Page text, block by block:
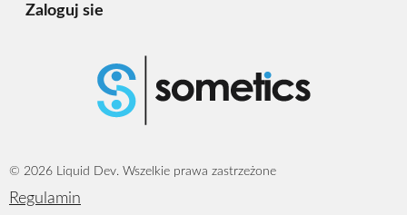
Zaloguj sie
© 2026 Liquid Dev. Wszelkie prawa zastrzeżone
Regulamin